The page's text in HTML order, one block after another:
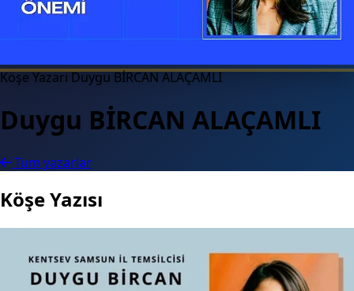
Köşe YazarıDuygu BİRCAN ALAÇAMLI
Duygu BİRCAN ALAÇAMLI
Tüm yazarlar
Köşe Yazısı